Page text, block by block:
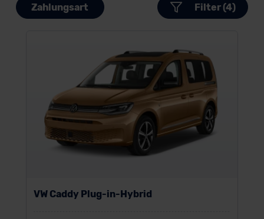
Zahlungsart Filter (4)
VW Caddy Plug-in-Hybrid